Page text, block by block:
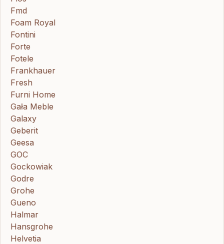
Fmd
Foam Royal
Fontini
Forte
Fotele
Frankhauer
Fresh
Furni Home
Gała Meble
Galaxy
Geberit
Geesa
GOC
Gockowiak
Godre
Grohe
Gueno
Halmar
Hansgrohe
Helvetia